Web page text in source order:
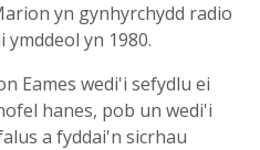
yn gynhyrchydd radio
ymddeol yn 1980.
Eames wedi'i sefydlu ei
hanes, pob un wedi'i
a fyddai'n sicrhau